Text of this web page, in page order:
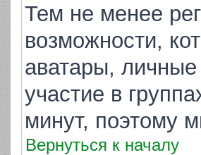
Тем не менее
возможности,
аватары,
участие в
минут, поэтому
Вернуться к началу